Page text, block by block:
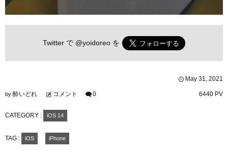
Twitter で @yoidoreo を
May 31, 2021
by 酔いどれ コメント 0 6440 PV
CATEGORY : iOS 14
TAG : iOS iPhone